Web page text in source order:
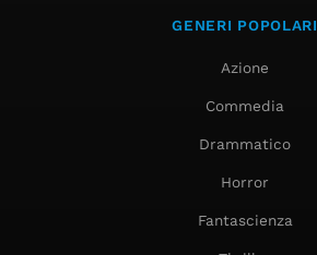
GENERI POPOLARI
Azione
Commedia
Drammatico
Horror
Fantascienza